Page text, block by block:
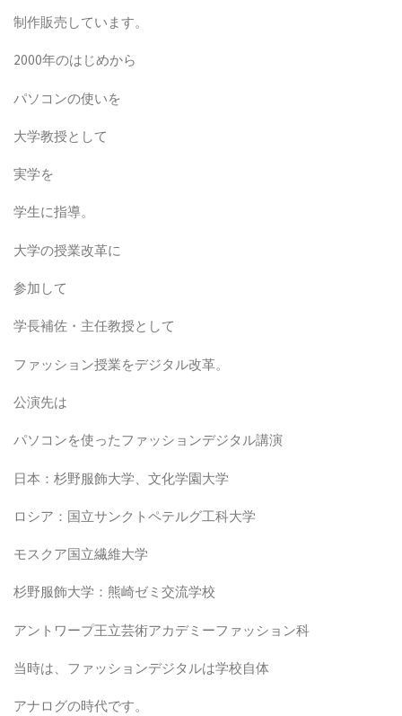
制作販売しています。
2000年のはじめから
パソコンの使いを
大学教授として
実学を
学生に指導。
大学の授業改革に
参加して
学長補佐・主任教授として
ファッション授業をデジタル改革。
公演先は
パソコンを使ったファッションデジタル講演
日本：杉野服飾大学、文化学園大学
ロシア：国立サンクトペテルグ工科大学
モスクア国立繊維大学
杉野服飾大学：熊崎ゼミ交流学校
アントワープ王立芸術アカデミーファッション科
当時は、ファッションデジタルは学校自体
アナログの時代です。